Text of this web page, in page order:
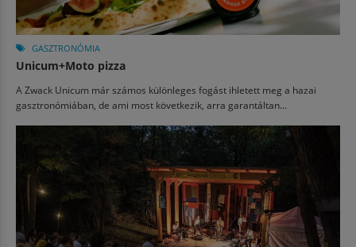
GASZTRONÓMIA
Unicum+Moto pizza
A Zwack Unicum már számos különleges fogást ihletett meg a hazai
gasztronómiában, de ami most következik, arra garantáltan...